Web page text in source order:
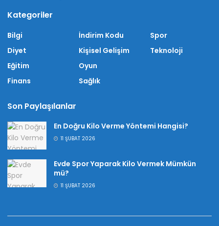
Kategoriler
Bilgi
Diyet
Eğitim
Finans
İndirim Kodu
Kişisel Gelişim
Oyun
Sağlık
Spor
Teknoloji
Son Paylaşılanlar
En Doğru Kilo Verme Yöntemi Hangisi?
11 ŞUBAT 2026
Evde Spor Yaparak Kilo Vermek Mümkün
mü?
11 ŞUBAT 2026